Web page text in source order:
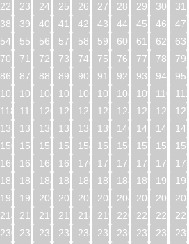
22 23 24 25 26 27 28 29 30
31
38 39 40 41 42 43 44 45 46
47
54 55 56 57 58 59 60 61 62
63
70 71 72 73 74 75 76 77 78
79
86 87 88 89 90 91 92 93 94
95
102 103 104 105 106 107 108 109 110
118 119 120 121 122 123 124 125 126
134 135 136 137 138 139 140 141 142
150 151 152 153 154 155 156 157 158
166 167 168 169 170 171 172 173 174
182 183 184 185 186 187 188 189 190
198 199 200 201 202 203 204 205 206
214 215 216 217 218 219 220 221 222
230 231 232 233 234 235 236 237 238